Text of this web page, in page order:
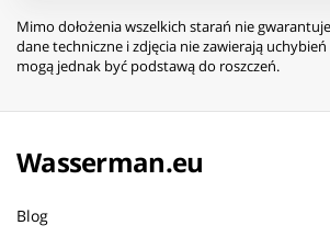
Mimo dołożenia wszelkich starań nie
dane techniczne i zdjęcia nie zawierają
mogą jednak być podstawą do roszczeń.
Wasserman.eu
Blog